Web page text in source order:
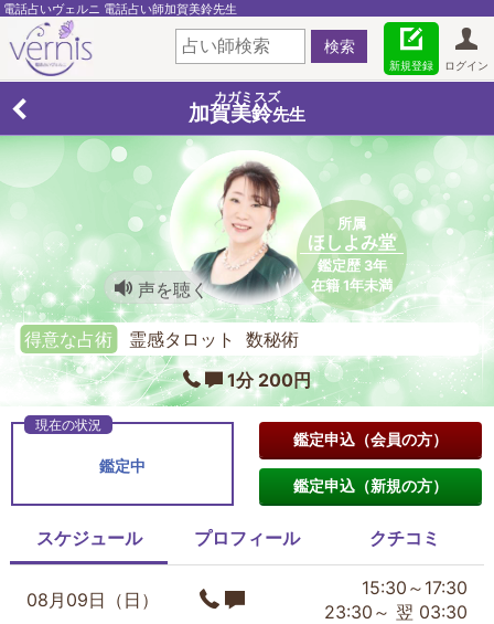
電話占いヴェルニ 電話占い師加賀美鈴先生
ログイン
新規登録
カガミスズ
加賀美鈴先生
所属
ほしよみ堂
鑑定歴 3年
在籍 1年未満
声を聴く
得意な占術
霊感タロット 数秘術
1分 200円
鑑定中
鑑定申込（会員の方）
鑑定申込（新規の方）
スケジュール プロフィール クチコミ
08月09日（日）
15:30～17:30
23:30～ 翌 03:30